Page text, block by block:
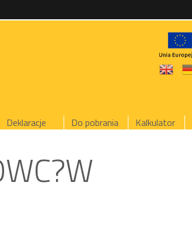
Deklaracje Do pobrania Kalkulator